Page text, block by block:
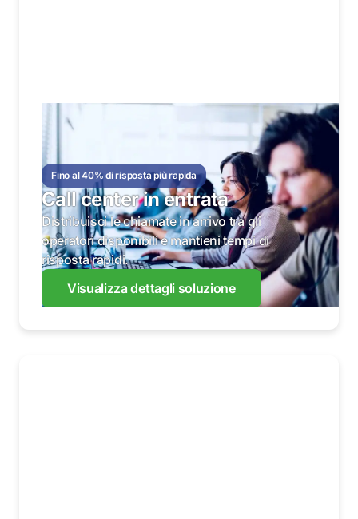
Fino al 40% di risposta più rapida
Call center in entrata
Distribuisci le chiamate in arrivo tra gli
operatori disponibili e mantieni tempi di
risposta rapidi.
Visualizza dettagli soluzione